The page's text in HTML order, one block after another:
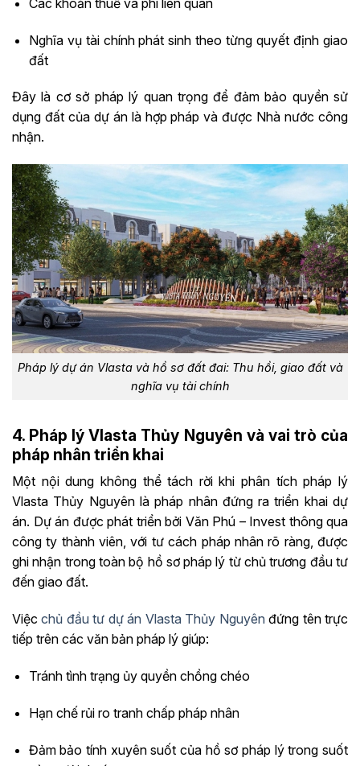
Nghĩa vụ tài chính phát sinh theo từng quyết định giao
đất
Đây là cơ sở pháp lý quan trọng để đảm bảo quyền sử
dụng đất của dự án là hợp pháp và được Nhà nước công
nhận.
Pháp lý dự án Vlasta và hồ sơ đất đai: Thu hồi, giao đất và
nghĩa vụ tài chính
4. Pháp lý Vlasta Thủy Nguyên và vai trò của
pháp nhân triển khai
Một nội dung không thể tách rời khi phân tích pháp lý
Vlasta Thủy Nguyên là pháp nhân đứng ra triển khai dự
án. Dự án được phát triển bởi Văn Phú – Invest thông qua
công ty thành viên, với tư cách pháp nhân rõ ràng, được
ghi nhận trong toàn bộ hồ sơ pháp lý từ chủ trương đầu tư
đến giao đất.
Việcchủ đầu tư dự án Vlasta Thủy Nguyên đứng tên trực
tiếp trên các văn bản pháp lý giúp:
Tránh tình trạng ủy quyền chồng chéo
Hạn chế rủi ro tranh chấp pháp nhân
Đảm bảo tính xuyên suốt của hồ sơ pháp lý trong suốt